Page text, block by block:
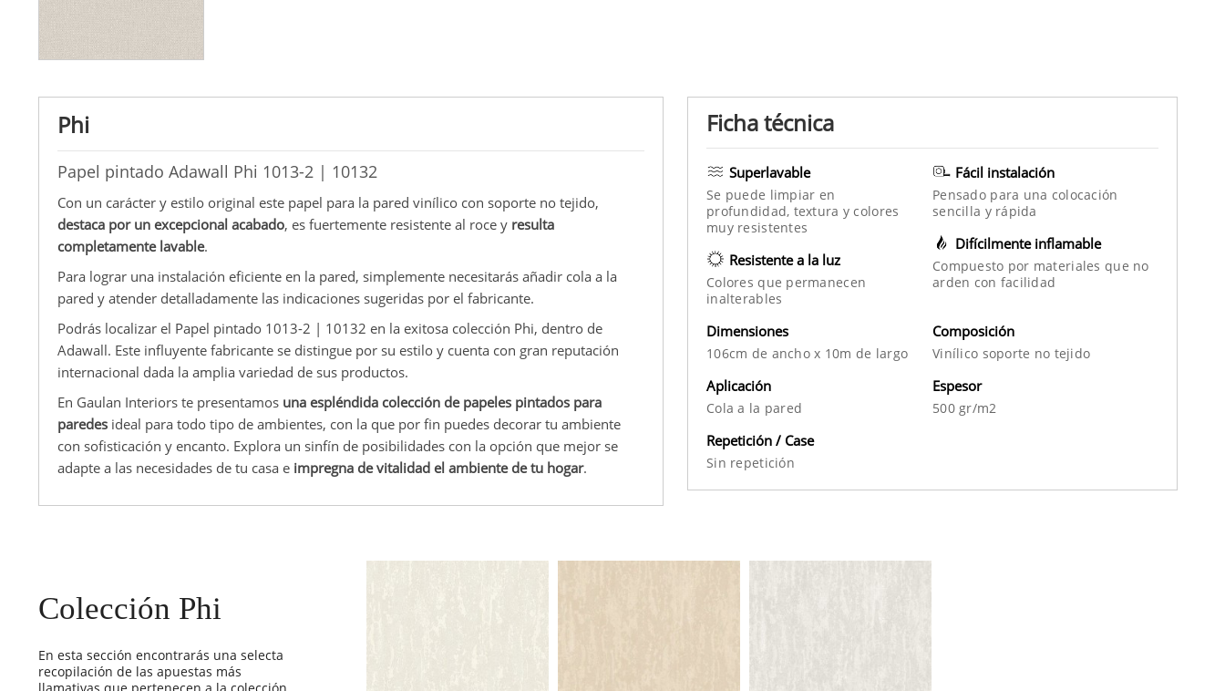
Phi
Papel pintado Adawall Phi 1013-2 | 10132
Con un carácter y estilo original este papel para la pared vinílico con soporte no tejido,
destaca por un excepcional acabado, es fuertemente resistente al roce y resulta
completamente lavable.
Para lograr una instalación eficiente en la pared, simplemente necesitarás añadir cola a la
pared y atender detalladamente las indicaciones sugeridas por el fabricante.
Podrás localizar el Papel pintado 1013-2 | 10132 en la exitosa colección Phi, dentro de
Adawall. Este influyente fabricante se distingue por su estilo y cuenta con gran reputación
internacional dada la amplia variedad de sus productos.
En Gaulan Interiors te presentamos una espléndida colección de papeles pintados para
paredes ideal para todo tipo de ambientes, con la que por fin puedes decorar tu ambiente
con sofisticación y encanto. Explora un sinfín de posibilidades con la opción que mejor se
adapte a las necesidades de tu casa e impregna de vitalidad el ambiente de tu hogar.
Ficha técnica
Superlavable
Se puede limpiar en
profundidad, textura y colores
muy resistentes
Resistente a la luz
Colores que permanecen
inalterables
Fácil instalación
Pensado para una colocación
sencilla y rápida
Difícilmente inflamable
Compuesto por materiales que no
arden con facilidad
Dimensiones
106cm de ancho x 10m de largo
Aplicación
Cola a la pared
Repetición / Case
Sin repetición
Composición
Vinílico soporte no tejido
Espesor
500 gr/m2
Colección Phi
En esta sección encontrarás una selecta
recopilación de las apuestas más